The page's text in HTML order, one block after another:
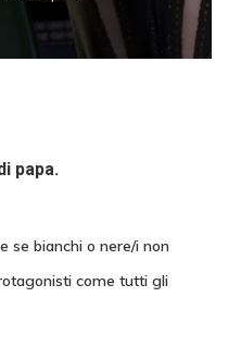
papa.
se bianchi o nere/i non
come tutti gli